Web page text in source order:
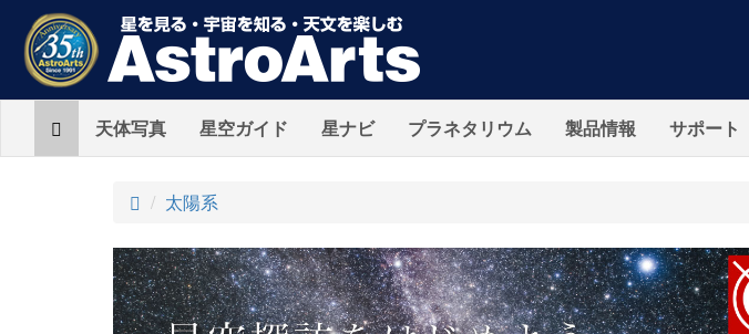
Home天体写真 星空ガイド 星ナビ プラネタリウム 製品情報 サポート
ト
プ
太陽系